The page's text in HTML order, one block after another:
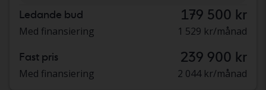
Ledande bud 179 500 kr
Med finansiering 1 529 kr/månad
Fast pris 239 900 kr
Med finansiering 2 044 kr/månad